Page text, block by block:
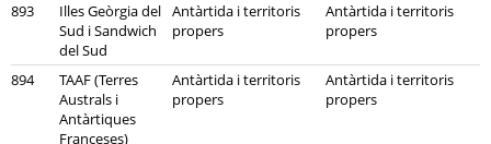
893
Illes Geòrgia del
Sud i Sandwich
del Sud
Antàrtida i territoris
propers
Antàrtida i territoris
propers
894
TAAF (Terres
Australs i
Antàrtiques
Franceses)
Antàrtida i territoris
propers
Antàrtida i territoris
propers